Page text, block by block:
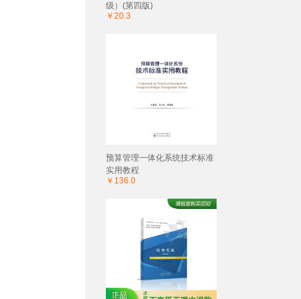
级）(第四版)
￥20.3
预算管理一体化系统技术标准
实用教程
￥136.0